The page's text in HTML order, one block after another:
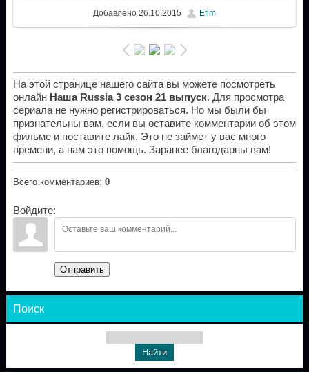
Добавлено26.10.2015 Efim
На этой странице нашего сайта вы можете посмотреть
онлайн Наша Russia 3 сезон 21 выпуск. Для просмотра
сериала не нужно регистрироваться. Но мы были бы
признательны вам, если вы оставите комментарии об этом
фильме и поставите лайк. Это не займет у вас много
времени, а нам это помощь. Заранее благодарны вам!
Всего комментариев: 0
Войдите:
Отправить
Поиск